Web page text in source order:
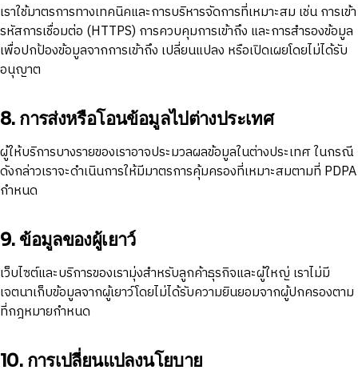
เราใช้มาตรการทางเทคนิคและการบริหารจัดการที่เหมาะสม เช่น การเข้า
รหัสการเชื่อมต่อ (HTTPS) การควบคุมการเข้าถึง และการสำรองข้อมูล
เพื่อปกป้องข้อมูลจากการเข้าถึง เปลี่ยนแปลง หรือเปิดเผยโดยไม่ได้รับ
อนุญาต
8. การส่งหรือโอนข้อมูลไปต่างประเทศ
ผู้ให้บริการบางรายของเราอาจประมวลผลข้อมูลในต่างประเทศ ในกรณี
ดังกล่าวเราจะดำเนินการให้มีมาตรการคุ้มครองที่เหมาะสมตามที่ PDPA
กำหนด
9. ข้อมูลของผู้เยาว์
เว็บไซต์และบริการของเรามุ่งสำหรับลูกค้าธุรกิจและผู้ใหญ่ เราไม่มี
เจตนาเก็บข้อมูลจากผู้เยาว์โดยไม่ได้รับความยินยอมจากผู้ปกครองตาม
ที่กฎหมายกำหนด
10. การเปลี่ยนแปลงนโยบาย